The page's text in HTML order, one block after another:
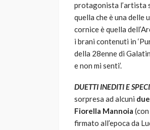
protagonista l’artista
quella che è una delle
cornice è quella
i brani contenuti in
della 28enne di
e non mi senti’.
DUETTI INEDITI E
sorpresa ad alcuni
Fiorella Mannoia
firmato all’epoca da